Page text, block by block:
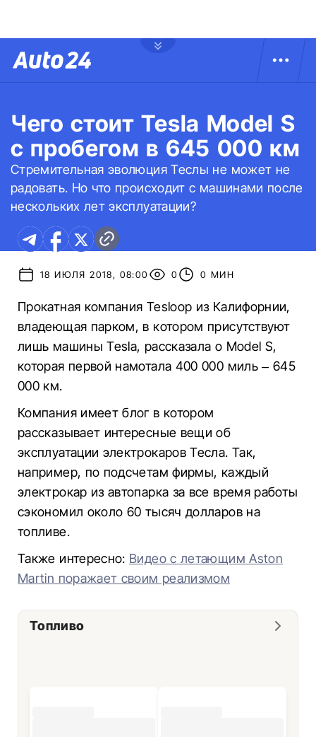
Чего стоит Tesla Model S
с пробегом в 645 000 км
Стремительная эволюция Теслы не может не
радовать. Но что происходит с машинами после
нескольких лет эксплуатации?
18 ИЮЛЯ 2018, 08:00 0 0 МИН
Прокатная компания Tesloop из Калифорнии,
владеющая парком, в котором присутствуют
лишь машины Tesla, рассказала о Model S,
которая первой намотала 400 000 миль – 645
000 км.
Компания имеет блог в котором
рассказывает интересные вещи об
эксплуатации электрокаров Тесла. Так,
например, по подсчетам фирмы, каждый
электрокар из автопарка за все время работы
сэкономил около 60 тысяч долларов на
топливе.
Также интересно: Видео с летающим Aston
Martin поражает своим реализмом
Топливо